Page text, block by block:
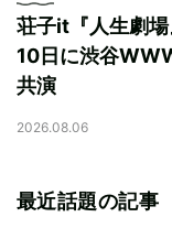
荘子it『人生劇
10日に渋谷
共演
2026.08.06
最近話題の記事